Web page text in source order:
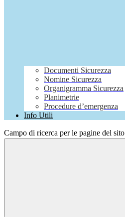
Documenti Sicurezza
Nomine Sicurezza
Organigramma Sicurezza
Planimetrie
Procedure d’emergenza
Info Utili
Campo di ricerca per le pagine del sito